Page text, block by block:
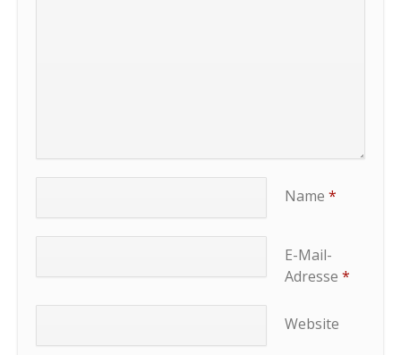
Name *
E-Mail-
Adresse *
Website